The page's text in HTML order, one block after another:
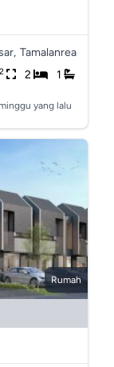
Tamalanrea
2 2 1
yang lalu
Rumah